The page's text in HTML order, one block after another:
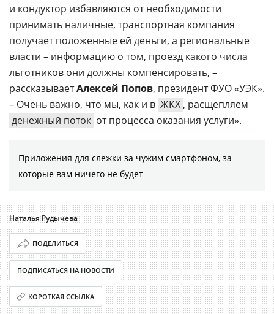
и кондуктор избавляются от необходимости
принимать наличные, транспортная компания
получает положенные ей деньги, а региональные
власти – информацию о том, проезд какого числа
льготников они должны компенсировать, –
рассказываетАлексей Попов, президент ФУО «УЭК».
– Очень важно, что мы, как и в ЖКХ , расщепляем
денежный поток от процесса оказания услуги».
Приложения для слежки за чужим смартфоном, за
которые вам ничего не будет
Наталья Рудычева
ПОДЕЛИТЬСЯ
ПОДПИСАТЬСЯ НА НОВОСТИ
КОРОТКАЯ ССЫЛКА